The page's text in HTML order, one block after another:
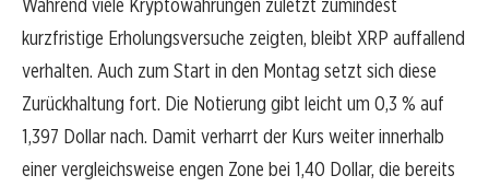
Während viele Kryptowährungen zuletzt zumindest
kurzfristige Erholungsversuche zeigten, bleibt XRP auffallend
verhalten. Auch zum Start in den Montag setzt sich diese
Zurückhaltung fort. Die Notierung gibt leicht um 0,3 % auf
1,397 Dollar nach. Damit verharrt der Kurs weiter innerhalb
einer vergleichsweise engen Zone bei 1,40 Dollar, die bereits